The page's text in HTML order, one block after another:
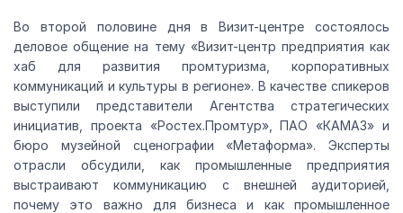
Во второй половине дня в Визит-центре состоялось
деловое общение на тему «Визит-центр предприятия как
хаб для развития промтуризма, корпоративных
коммуникаций и культуры в регионе». В качестве спикеров
выступили представители Агентства стратегических
инициатив, проекта «Ростех.Промтур», ПАО «КАМАЗ» и
бюро музейной сценографии «Метаформа». Эксперты
отрасли обсудили, как промышленные предприятия
выстраивают коммуникацию с внешней аудиторией,
почему это важно для бизнеса и как промышленное